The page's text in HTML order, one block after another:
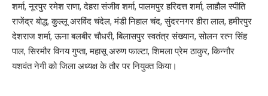
शर्मा, नूरपुर रमेश राणा, देहरा संजीव शर्मा, पालमपुर हरिदत्त शर्मा, लाहौल स्पीति
राजेंद्र बोद्ध, कुल्लू अरविंद चंदेल, मंडी निहाल चंद, सुंदरनगर हीरा लाल, हमीरपुर
देशराज शर्मा, ऊना बलबीर चौधरी, बिलासपुर स्वतंत्र संख्यान, सोलन रत्न सिंह
पाल, सिरमौर विनय गुप्ता, महासू अरुण फाल्टा, शिमला प्रेम ठाकुर, किन्नौर
यशवंत नेगी को जिला अध्यक्ष के तौर पर नियुक्त किया।